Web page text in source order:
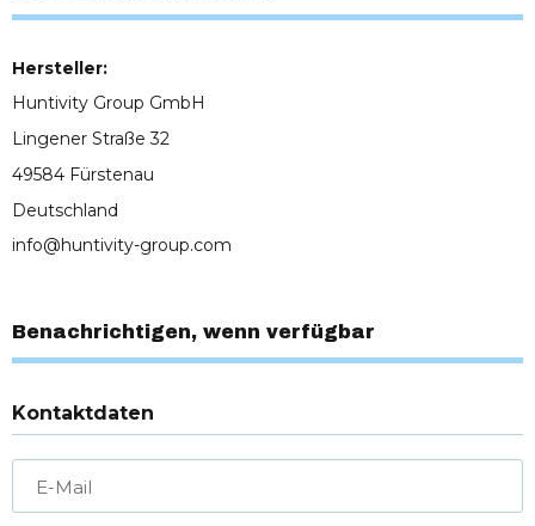
Hersteller:
Huntivity Group GmbH
Lingener Straße 32
49584 Fürstenau
Deutschland
info@huntivity-group.com
Benachrichtigen, wenn verfügbar
Kontaktdaten
E-Mail